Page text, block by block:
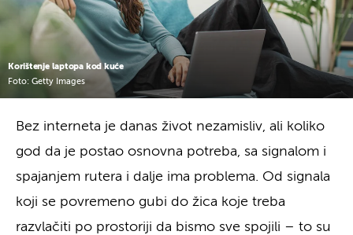
Korištenje laptopa kod kuće
Foto: Getty Images
Bez interneta je danas život nezamisliv, ali koliko
god da je postao osnovna potreba, sa signalom i
spajanjem rutera i dalje ima problema. Od signala
koji se povremeno gubi do žica koje treba
razvlačiti po prostoriji da bismo sve spojili – to su